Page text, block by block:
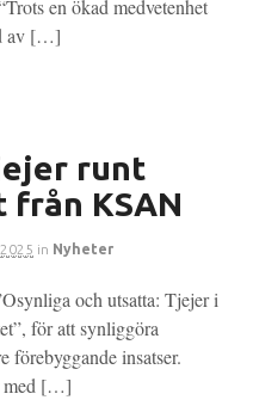
en ökad medvetenhet
av […]
runt
KSAN
in Nyheter
och utsatta: Tjejer i
för att synliggöra
förebyggande insatser.
med […]